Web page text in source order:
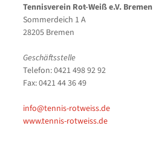
Tennisverein Rot-Weiß e.V. Bremen
Sommerdeich 1 A
28205 Bremen
Geschäftsstelle
Telefon: 0421 498 92 92
Fax: 0421 44 36 49
info@tennis-rotweiss.de
www.tennis-rotweiss.de